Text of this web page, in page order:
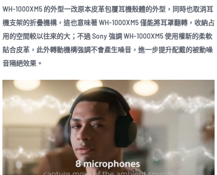
WH-1000XM5 的外型一改原本皮革包覆耳機殼體的外型，同時也取消耳
機支架的折疊機構，這也意味著 WH-1000XM5 僅能將耳罩翻轉，收納占
用的空間較以往來的大；不過 Sony 強調 WH-1000XM5 使用權新的柔軟
貼合皮革，此外轉動機構強調不會產生噪音，進一步提升配戴的被動噪
音隔絕效果。